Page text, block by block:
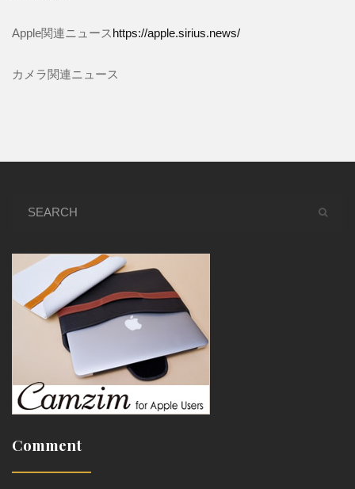
Apple関連ニュースhttps://apple.sirius.news/
カメラ関連ニュース
Comment